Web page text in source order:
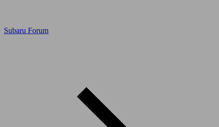
Subaru Forum